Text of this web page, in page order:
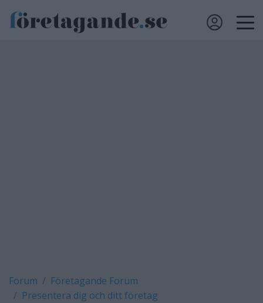
Forum
Företagande Forum
Presentera dig och ditt företag